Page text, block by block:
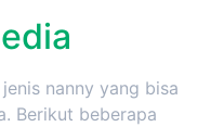
nanny yang bisa
Berikut beberapa